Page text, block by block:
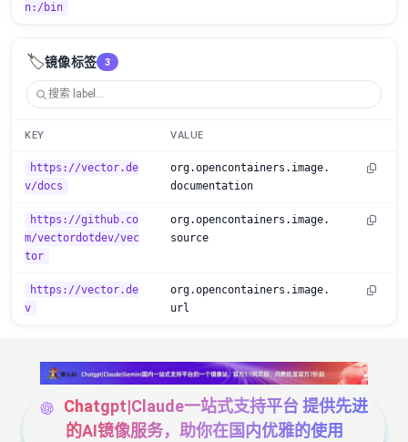
n:/bin
🏷️镜像标签 3
KEY VALUE
https://vector.de
v/docs
org.opencontainers.image.
documentation
https://github.co
m/vectordotdev/vec
tor
org.opencontainers.image.
source
https://vector.de
v
org.opencontainers.image.
url
Chatgpt|Claude一站式支持平台 提供先进
的AI镜像服务，助你在国内优雅的使用